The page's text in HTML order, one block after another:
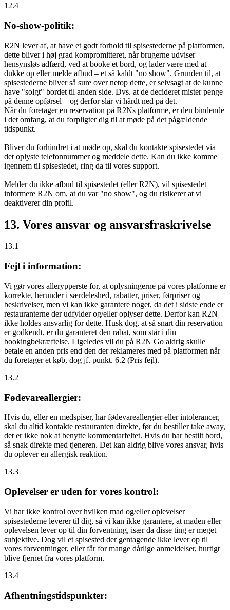
12.4
No-show-politik:
R2N lever af, at have et godt forhold til spisestederne på platformen,
dette bliver i høj grad kompromitteret, når brugerne udviser
hensynsløs adfærd, ved at booke et bord, og lader være med at
dukke op eller melde afbud – et så kaldt "no show". Grunden til, at
spisestederne bliver så sure over netop dette, er selvsagt at de kunne
have "solgt" bordet til anden side. Dvs. at de decideret mister penge
på denne opførsel – og derfor slår vi hårdt ned på det.
Når du foretager en reservation på R2Ns platforme, er den bindende
i det omfang, at du forpligter dig til at møde på det pågældende
tidspunkt.
Bliver du forhindret i at møde op, skal du kontakte spisestedet via
det oplyste telefonnummer og meddele dette. Kan du ikke komme
igennem til spisestedet, ring da til vores support.
Melder du ikke afbud til spisestedet (eller R2N), vil spisestedet
informere R2N om, at du var "no show", og du risikerer at vi
deaktiverer din profil.
13. Vores ansvar og ansvarsfraskrivelse
13.1
Fejl i information:
Vi gør vores allerypperste for, at oplysningerne på vores platforme er
korrekte, herunder i særdeleshed, rabatter, priser, førpriser og
beskrivelser, men vi kan ikke garantere noget, da det i sidste ende er
restauranterne der udfylder og/eller oplyser dette. Derfor kan R2N
ikke holdes ansvarlig for dette. Husk dog, at så snart din reservation
er godkendt, er du garanteret den rabat, som står i din
bookingbekræftelse. Ligeledes vil du på R2N Go aldrig skulle
betale en anden pris end den der reklameres med på platformen når
du foretager et køb, dog jf. punkt. 6.2 (Pris fejl).
13.2
Fødevareallergier:
Hvis du, eller en medspiser, har fødevareallergier eller intolerancer,
skal du altid kontakte restauranten direkte, før du bestiller take away,
det erikke nok at benytte kommentarfeltet. Hvis du har bestilt bord,
så snak direkte med tjeneren. Det kan aldrig blive vores ansvar, hvis
du oplever en allergisk reaktion.
13.3
Oplevelser er uden for vores kontrol:
Vi har ikke kontrol over hvilken mad og/eller oplevelser
spisestederne leverer til dig, så vi kan ikke garantere, at maden eller
oplevelsen lever op til din forventning, især da disse ting er meget
subjektive. Dog vil et spisested der gentagende ikke lever op til
vores forventninger, eller får for mange dårlige anmeldelser, hurtigt
blive fjernet fra vores platform.
13.4
Afhentningstidspunkter: